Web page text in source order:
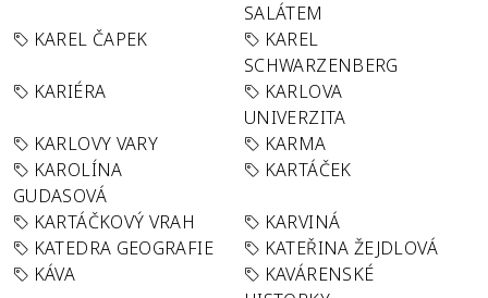
SALÁTEM
KAREL ČAPEK
KAREL
SCHWARZENBERG
KARIÉRA
KARLOVA
UNIVERZITA
KARLOVY VARY
KARMA
KAROLÍNA
GUDASOVÁ
KARTÁČEK
KARTÁČKOVÝ VRAH
KARVINÁ
KATEDRA GEOGRAFIE
KATEŘINA ŽEJDLOVÁ
KÁVA
KAVÁRENSKÉ